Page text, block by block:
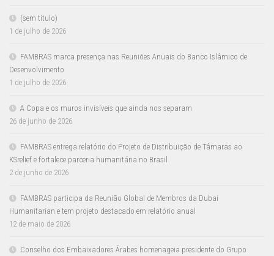
(sem título)
1 de julho de 2026
FAMBRAS marca presença nas Reuniões Anuais do Banco Islâmico de
Desenvolvimento
1 de julho de 2026
A Copa e os muros invisíveis que ainda nos separam
26 de junho de 2026
FAMBRAS entrega relatório do Projeto de Distribuição de Tâmaras ao
KSrelief e fortalece parceria humanitária no Brasil
2 de junho de 2026
FAMBRAS participa da Reunião Global de Membros da Dubai
Humanitarian e tem projeto destacado em relatório anual
12 de maio de 2026
Conselho dos Embaixadores Árabes homenageia presidente do Grupo